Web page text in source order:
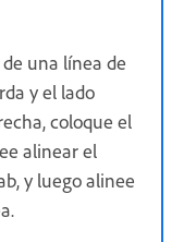
una línea de
y el lado
coloque el
alinear el
y luego alinee